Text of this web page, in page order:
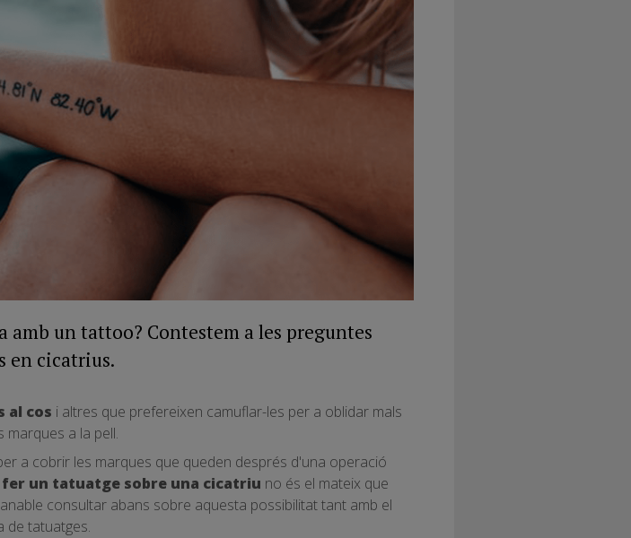
un tattoo? Contestem a les preguntes
en cicatrius.
al cos i altres que prefereixen camuflar-les per a oblidar mals
a la pell.
a cobrir les marques que queden després d'una operació
fer un tatuatge sobre una cicatriu no és el mateix que
consultar abans sobre aquesta possibilitat tant amb el
de tatuatges.